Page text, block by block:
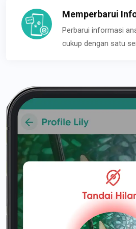
Memperbarui
Perbarui informasi
cukup dengan satu